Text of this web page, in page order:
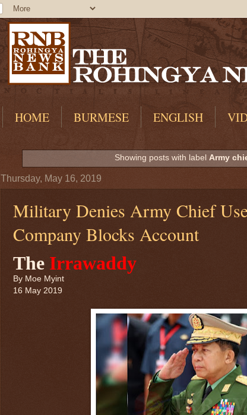
HOME BURMESE ENGLISH
Showing posts with label Army
Thursday, May 16, 2019
Military Denies Army Chief
Company Blocks Account
The Irrawaddy
By Moe Myint
16 May 2019